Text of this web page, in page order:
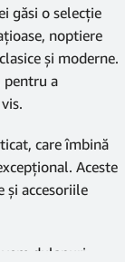
găsi o selecție
noptiere
și moderne.
pentru a
care îmbină
Aceste
și accesoriile
dulapuri